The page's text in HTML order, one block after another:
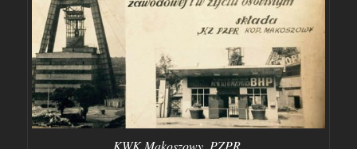
KWK Makoszowy. PZPR.